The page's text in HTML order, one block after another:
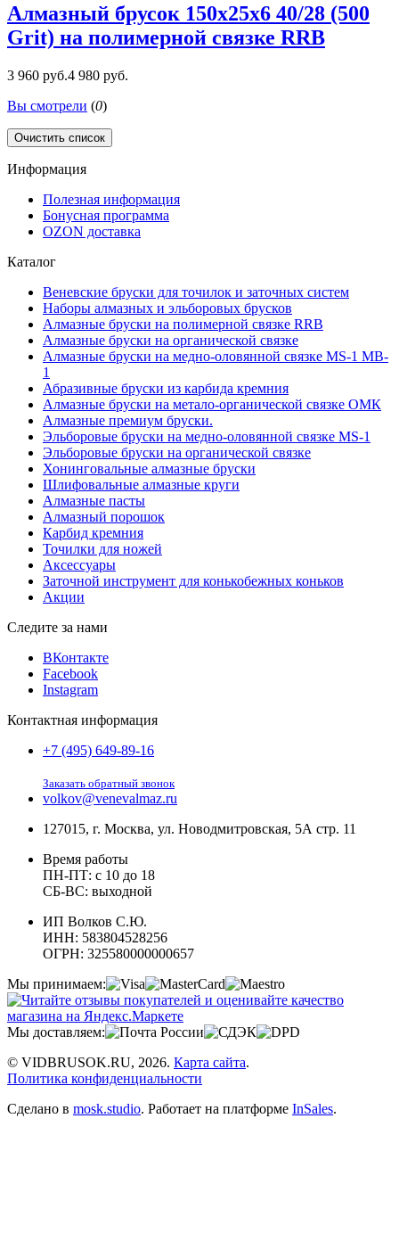
Алмазный брусок 150х25х6 40/28 (500
Grit) на полимерной связке RRB
3 960 руб.4 980 руб.
Вы смотрели (0)
Очистить список
Информация
Полезная информация
Бонусная программа
OZON доставка
Каталог
Веневские бруски для точилок и заточных систем
Наборы алмазных и эльборовых брусков
Алмазные бруски на полимерной связке RRB
Алмазные бруски на органической связке
Алмазные бруски на медно-оловянной связке MS-1 MB-
1
Абразивные бруски из карбида кремния
Алмазные бруски на метало-органической связке ОМК
Алмазные премиум бруски.
Эльборовые бруски на медно-оловянной связке MS-1
Эльборовые бруски на органической связке
Хонинговальные алмазные бруски
Шлифовальные алмазные круги
Алмазные пасты
Алмазный порошок
Карбид кремния
Точилки для ножей
Аксессуары
Заточной инструмент для конькобежных коньков
Акции
Следите за нами
ВКонтакте
Facebook
Instagram
Контактная информация
+7 (495) 649-89-16
Заказать обратный звонок
volkov@venevalmaz.ru
127015, г. Москва, ул. Новодмитровская, 5А стр. 11
Время работы
ПН-ПТ: с 10 до 18
СБ-ВС: выходной
ИП Волков С.Ю.
ИНН: 583804528256
ОГРН: 325580000000657
Мы принимаем:
Мы доставляем:
© VIDBRUSOK.RU, 2026. Карта сайта.
Политика конфиденциальности
Сделано в mosk.studio. Работает на платформе InSales.